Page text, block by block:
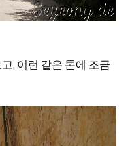
. 이런 같은 톤에 조금